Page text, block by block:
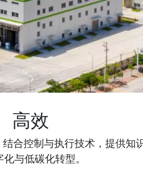
高效
合控制与执行技术，提供知
与低碳化转型。